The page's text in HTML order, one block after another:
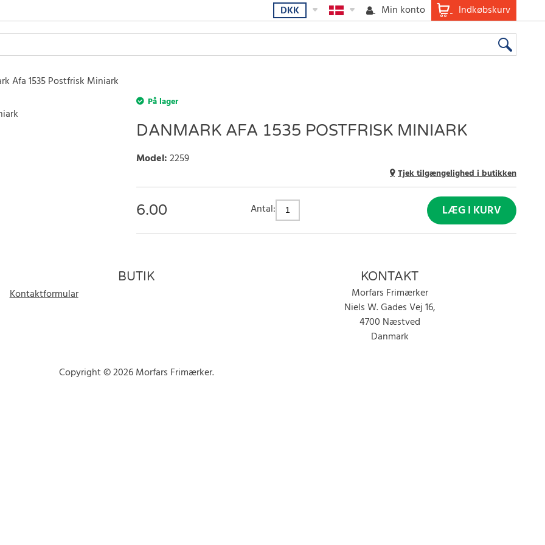
Indkøbskurv
Min konto
DKK
Afa 1535 Postfrisk Miniark
På lager
DANMARK AFA 1535 POSTFRISK MINIARK
Model:2259
Tjek tilgængelighed i butikken
6.00 Antal: LÆG I KURV
BUTIK
Kontaktformular
KONTAKT
Morfars Frimærker
Niels W. Gades Vej 16,
4700 Næstved
Danmark
Copyright © 2026 Morfars Frimærker.